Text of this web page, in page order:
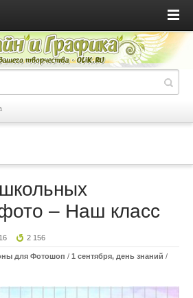
– Наш класс
2 156
для Фотошоп / 1 сентября, день знаний /